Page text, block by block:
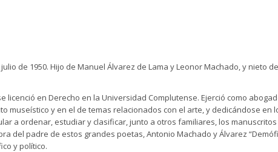
julio de 1950. Hijo de Manuel Álvarez de Lama y Leonor Machado, y nieto
licenció en Derecho en la Universidad Complutense. Ejerció como
museístico y en el de temas relacionados con el arte, y dedicándose
a ordenar, estudiar y clasificar, junto a otros familiares, los
del padre de estos grandes poetas, Antonio Machado y Álvarez
y político.